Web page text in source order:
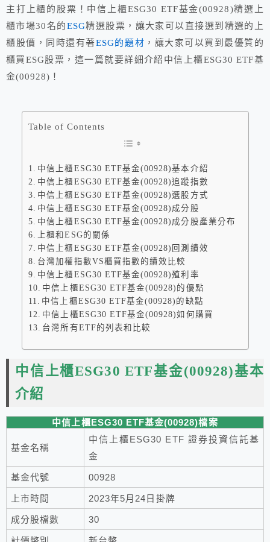
主打上櫃的股票！中信上櫃ESG30 ETF基金(00928)精選上
櫃市場30名的ESG精選股票，讓大家可以直接選到精選的上
櫃股價，同時還有著ESG的題材 ，讓大家可以買到最優質的
櫃買ESG股票，這一篇就要詳細介紹中信上櫃ESG30 ETF基
金(00928)！
Table of Contents
中信上櫃ESG30 ETF基金(00928)基本介紹
中信上櫃ESG30 ETF基金(00928)追蹤指數
中信上櫃ESG30 ETF基金(00928)選股方式
中信上櫃ESG30 ETF基金(00928)成分股
中信上櫃ESG30 ETF基金(00928)成分股產業分布
上櫃和ESG的關係
中信上櫃ESG30 ETF基金(00928)回測績效
台灣加權指數VS櫃買指數的績效比較
中信上櫃ESG30 ETF基金(00928)殖利率
中信上櫃ESG30 ETF基金(00928)的優點
中信上櫃ESG30 ETF基金(00928)的缺點
中信上櫃ESG30 ETF基金(00928)如何購買
台灣所有ETF的列表和比較
中信上櫃ESG30 ETF基金(00928)基本
介紹
中信上櫃ESG30 ETF基金(00928)檔案
基金名稱
中信上櫃ESG30 ETF 證券投資信託基
金
基金代號 00928
上市時間 2023年5月24日掛牌
成分股檔數 30